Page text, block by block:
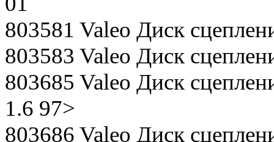
803581 Valeo Диск
803583 Valeo Диск
803685 Valeo Диск
1.6 97>
803686 Valeo Диск